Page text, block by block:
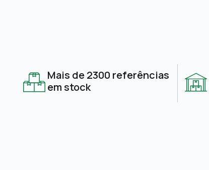
Mais de 2300 referências
em stock